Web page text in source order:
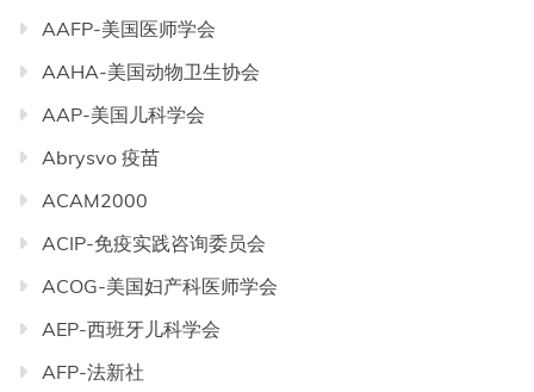
AAFP-美国医师学会
AAHA-美国动物卫生协会
AAP-美国儿科学会
Abrysvo 疫苗
ACAM2000
ACIP-免疫实践咨询委员会
ACOG-美国妇产科医师学会
AEP-西班牙儿科学会
AFP-法新社